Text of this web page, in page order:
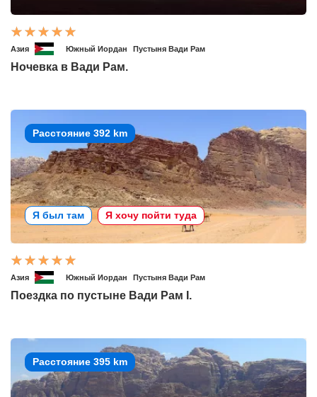
Азия Южный Иордан Пустыня Вади Рам
Ночевка в Вади Рам.
Расстояние 392 km
Я был там Я хочу пойти туда
Азия Южный Иордан Пустыня Вади Рам
Поездка по пустыне Вади Рам I.
Расстояние 395 km